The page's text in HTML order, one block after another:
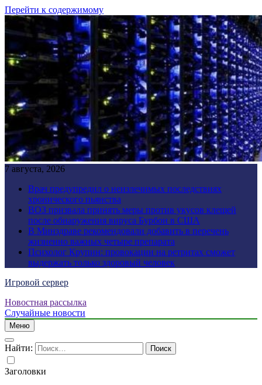
Перейти к содержимому
7 августа, 2026
Врач предупредил о неизлечимых последствиях
хронического пьянства
ВОЗ призвала принять меры против укусов клещей
после обнаружения вируса Бурбон в США
В Минздраве рекомендовали добавить в перечень
жизненно важных четыре препарата
Психолог Крупин: провокации на ретритах сможет
выдержать только здоровый человек
Игровой сервер
Новостная рассылка
Случайные новости
Меню
Найти:
Заголовки